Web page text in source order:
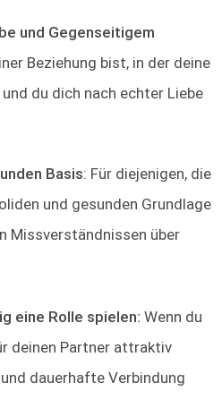
und Gegenseitigem
Beziehung bist, in der deine
du dich nach echter Liebe
Basis: Für diejenigen, die
und gesunden Grundlage
Missverständnissen über
eine Rolle spielen: Wenn du
deinen Partner attraktiv
dauerhafte Verbindung